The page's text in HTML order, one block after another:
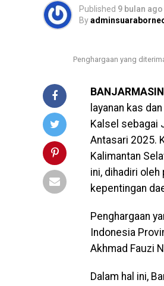
Published 9 bulan ago
By
Penghargaan yang
layanan kas
Kalsel sebagai
Antasari 2025.
Kalimantan
ini, dihadiri
kepentingan
Penghargaan
Indonesia
Akhmad Fauzi
Dalam hal ini,